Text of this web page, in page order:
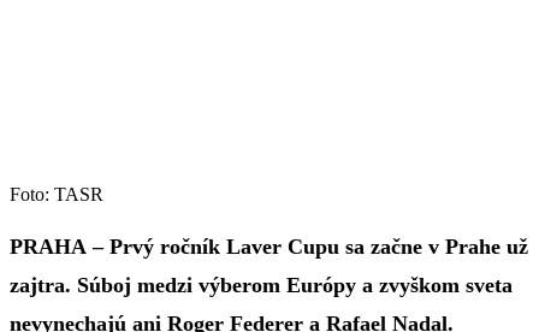
Foto: TASR
PRAHA – Prvý ročník Laver Cupu sa začne v Prahe už
zajtra. Súboj medzi výberom Európy a zvyškom sveta
nevynechajú ani Roger Federer a Rafael Nadal.